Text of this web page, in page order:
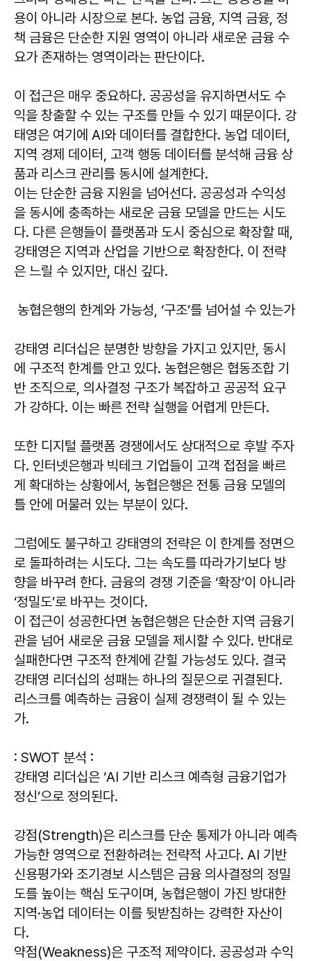
용이 아니라 시장으로 본다. 농업 금융, 지역 금융, 정
책 금융은 단순한 지원 영역이 아니라 새로운 금융 수
요가 존재하는 영역이라는 판단이다.
이 접근은 매우 중요하다. 공공성을 유지하면서도 수
익을 창출할 수 있는 구조를 만들 수 있기 때문이다. 강
태영은 여기에 AI와 데이터를 결합한다. 농업 데이터,
지역 경제 데이터, 고객 행동 데이터를 분석해 금융 상
품과 리스크 관리를 동시에 설계한다.
이는 단순한 금융 지원을 넘어선다. 공공성과 수익성
을 동시에 충족하는 새로운 금융 모델을 만드는 시도
다. 다른 은행들이 플랫폼과 도시 중심으로 확장할 때,
강태영은 지역과 산업을 기반으로 확장한다. 이 전략
은 느릴 수 있지만, 대신 깊다.
농협은행의 한계와 가능성, ‘구조’를 넘어설 수 있는가
강태영 리더십은 분명한 방향을 가지고 있지만, 동시
에 구조적 한계를 안고 있다. 농협은행은 협동조합 기
반 조직으로, 의사결정 구조가 복잡하고 공공적 요구
가 강하다. 이는 빠른 전략 실행을 어렵게 만든다.
또한 디지털 플랫폼 경쟁에서도 상대적으로 후발 주자
다. 인터넷은행과 빅테크 기업들이 고객 접점을 빠르
게 확대하는 상황에서, 농협은행은 전통 금융 모델의
틀 안에 머물러 있는 부분이 있다.
그럼에도 불구하고 강태영의 전략은 이 한계를 정면으
로 돌파하려는 시도다. 그는 속도를 따라가기보다 방
향을 바꾸려 한다. 금융의 경쟁 기준을 ‘확장’이 아니라
‘정밀도’로 바꾸는 것이다.
이 접근이 성공한다면 농협은행은 단순한 지역 금융기
관을 넘어 새로운 금융 모델을 제시할 수 있다. 반대로
실패한다면 구조적 한계에 갇힐 가능성도 있다. 결국
강태영 리더십의 성패는 하나의 질문으로 귀결된다.
리스크를 예측하는 금융이 실제 경쟁력이 될 수 있는
가.
: SWOT 분석 :
강태영 리더십은 ‘AI 기반 리스크 예측형 금융기업가
정신’으로 정의된다.
강점(Strength)은 리스크를 단순 통제가 아니라 예측
가능한 영역으로 전환하려는 전략적 사고다. AI 기반
신용평가와 조기경보 시스템은 금융 의사결정의 정밀
도를 높이는 핵심 도구이며, 농협은행이 가진 방대한
지역·농업 데이터는 이를 뒷받침하는 강력한 자산이
다.
약점(Weakness)은 구조적 제약이다. 공공성과 수익